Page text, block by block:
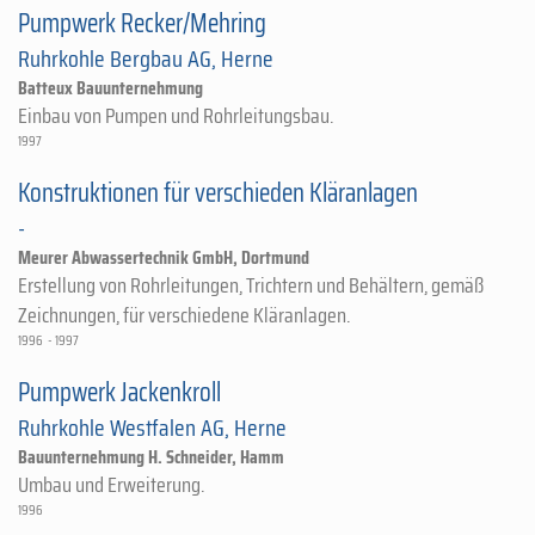
Pumpwerk Recker/Mehring
Ruhrkohle Bergbau AG, Herne
Batteux Bauunternehmung
Einbau von Pumpen und Rohrleitungsbau.
1997
Konstruktionen für verschieden Kläranlagen
-
Meurer Abwassertechnik GmbH, Dortmund
Erstellung von Rohrleitungen, Trichtern und Behältern, gemäß
Zeichnungen, für verschiedene Kläranlagen.
1996 - 1997
Pumpwerk Jackenkroll
Ruhrkohle Westfalen AG, Herne
Bauunternehmung H. Schneider, Hamm
Umbau und Erweiterung.
1996